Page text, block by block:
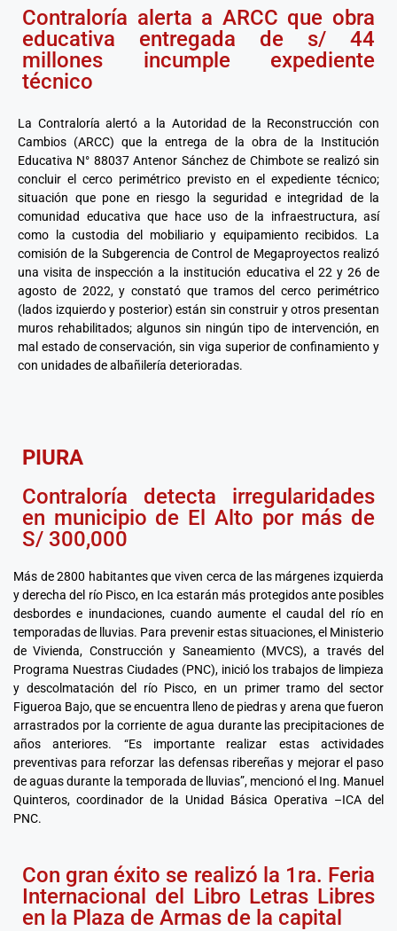
Contraloría alerta a ARCC que obra
educativa entregada de s/ 44
millones incumple expediente
técnico
La Contraloría alertó a la Autoridad de la Reconstrucción con
Cambios (ARCC) que la entrega de la obra de la Institución
Educativa N° 88037 Antenor Sánchez de Chimbote se realizó sin
concluir el cerco perimétrico previsto en el expediente técnico;
situación que pone en riesgo la seguridad e integridad de la
comunidad educativa que hace uso de la infraestructura, así
como la custodia del mobiliario y equipamiento recibidos. La
comisión de la Subgerencia de Control de Megaproyectos realizó
una visita de inspección a la institución educativa el 22 y 26 de
agosto de 2022, y constató que tramos del cerco perimétrico
(lados izquierdo y posterior) están sin construir y otros presentan
muros rehabilitados; algunos sin ningún tipo de intervención, en
mal estado de conservación, sin viga superior de confinamiento y
con unidades de albañilería deterioradas.
PIURA
Contraloría detecta irregularidades
en municipio de El Alto por más de
S/ 300,000
Más de 2800 habitantes que viven cerca de las márgenes izquierda
y derecha del río Pisco, en Ica estarán más protegidos ante posibles
desbordes e inundaciones, cuando aumente el caudal del río en
temporadas de lluvias. Para prevenir estas situaciones, el Ministerio
de Vivienda, Construcción y Saneamiento (MVCS), a través del
Programa Nuestras Ciudades (PNC), inició los trabajos de limpieza
y descolmatación del río Pisco, en un primer tramo del sector
Figueroa Bajo, que se encuentra lleno de piedras y arena que fueron
arrastrados por la corriente de agua durante las precipitaciones de
años anteriores. “Es importante realizar estas actividades
preventivas para reforzar las defensas ribereñas y mejorar el paso
de aguas durante la temporada de lluvias”, mencionó el Ing. Manuel
Quinteros, coordinador de la Unidad Básica Operativa –ICA del
PNC.
Con gran éxito se realizó la 1ra. Feria
Internacional del Libro Letras Libres
en la Plaza de Armas de la capital